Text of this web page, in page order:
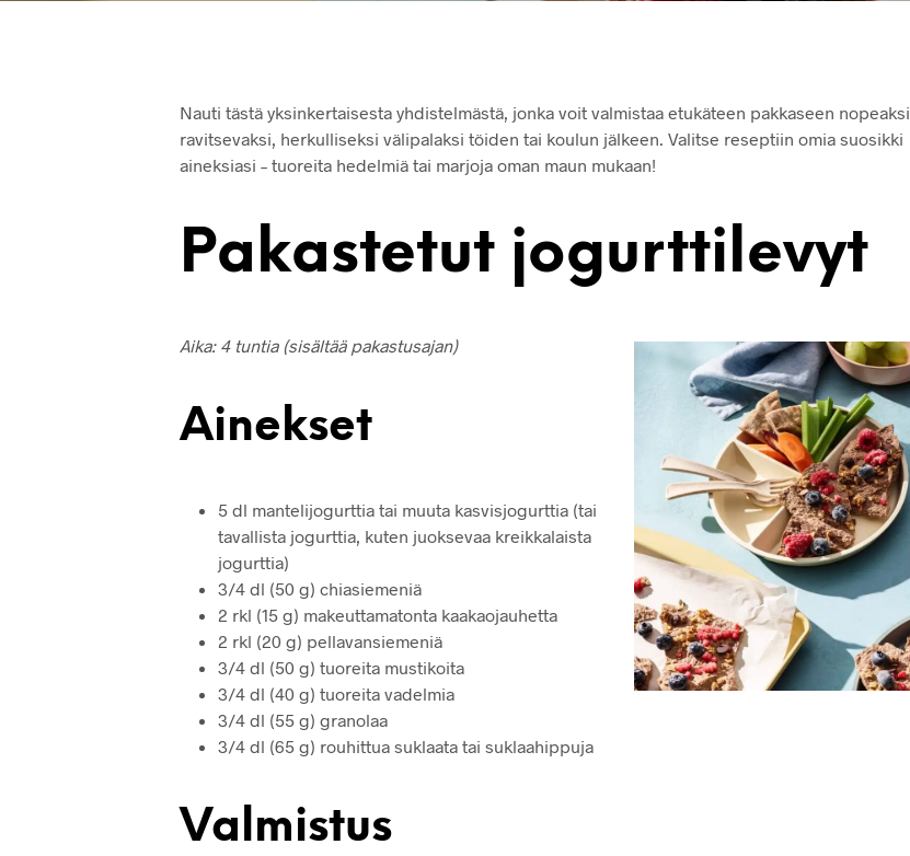
Nauti tästä yksinkertaisesta yhdistelmästä, jonka voit valmistaa etukäteen pakkaseen nopeaksi
ravitsevaksi, herkulliseksi välipalaksi töiden tai koulun jälkeen. Valitse reseptiin omia suosikki
aineksiasi – tuoreita hedelmiä tai marjoja oman maun mukaan!
Pakastetut jogurttilevyt
Aika: 4 tuntia (sisältää pakastusajan)
Ainekset
5 dl mantelijogurttia tai muuta kasvisjogurttia (tai
tavallista jogurttia, kuten juoksevaa kreikkalaista
jogurttia)
3/4 dl (50 g) chiasiemeniä
2 rkl (15 g) makeuttamatonta kaakaojauhetta
2 rkl (20 g) pellavansiemeniä
3/4 dl (50 g) tuoreita mustikoita
3/4 dl (40 g) tuoreita vadelmia
3/4 dl (55 g) granolaa
3/4 dl (65 g) rouhittua suklaata tai suklaahippuja
Valmistus